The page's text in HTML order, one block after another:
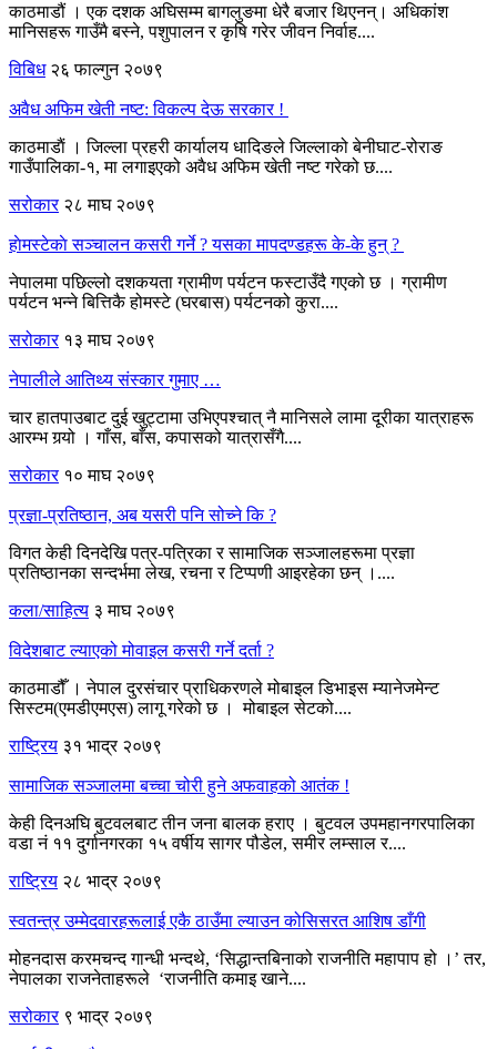
काठमाडौं । एक दशक अघिसम्म बागलुङमा धेरै बजार थिएनन्। अधिकांश
मानिसहरू गाउँमै बस्ने, पशुपालन र कृषि गरेर जीवन निर्वाह....
विबिध २६ फाल्गुन २०७९
अवैध अफिम खेती नष्ट: विकल्प देऊ सरकार !
काठमाडाैं । जिल्ला प्रहरी कार्यालय धादिङले जिल्लाको बेनीघाट-रोराङ
गाउँपालिका-१, मा लगाइएको अवैध अफिम खेती नष्ट गरेको छ....
सरोकार २८ माघ २०७९
हाेमस्टेकाे सञ्चालन कसरी गर्ने ? यसका मापदण्डहरू के-के हुन् ?
नेपालमा पछिल्लो दशकयता ग्रामीण पर्यटन फस्टाउँदै गएको छ । ग्रामीण
पर्यटन भन्ने बित्तिकै होमस्टे (घरबास) पर्यटनको कुरा....
सरोकार १३ माघ २०७९
नेपालीले आतिथ्य संस्कार गुमाए …
चार हातपाउबाट दुई खुट्टामा उभिएपश्चात् नै मानिसले लामा दूरीका यात्राहरू
आरम्भ गर्‍यो । गाँस, बाँस, कपासको यात्रासँगै....
सरोकार १० माघ २०७९
प्रज्ञा-प्रतिष्ठान, अब यसरी पनि सोच्ने कि ?
विगत केही दिनदेखि पत्र-पत्रिका र सामाजिक सञ्जालहरूमा प्रज्ञा
प्रतिष्ठानका सन्दर्भमा लेख, रचना र टिप्पणी आइरहेका छन् ।....
कला/साहित्य ३ माघ २०७९
विदेशबाट ल्याएको मोवाइल कसरी गर्ने दर्ता ?
काठमाडौँ । नेपाल दुरसंचार प्राधिकरणले मोबाइल डिभाइस म्यानेजमेन्ट
सिस्टम(एमडीएमएस) लागू गरेको छ । मोबाइल सेटको....
राष्ट्रिय ३१ भाद्र २०७९
सामाजिक सञ्जालमा बच्चा चोरी हुने अफवाहको आतंक !
केही दिनअघि बुटवलबाट तीन जना बालक हराए । बुटवल उपमहानगरपालिका
वडा नं ११ दुर्गानगरका १५ वर्षीय सागर पौडेल, समीर लम्साल र....
राष्ट्रिय २८ भाद्र २०७९
स्वतन्त्र उम्मेदवारहरूलाई एकै ठाउँमा ल्याउन कोसिसरत आशिष डाँगी
मोहनदास करमचन्द गान्धी भन्दथे, ‘सिद्धान्तबिनाको राजनीति महापाप हो ।’ तर,
नेपालका राजनेताहरूले ‘राजनीति कमाइ खाने....
सरोकार ९ भाद्र २०७९